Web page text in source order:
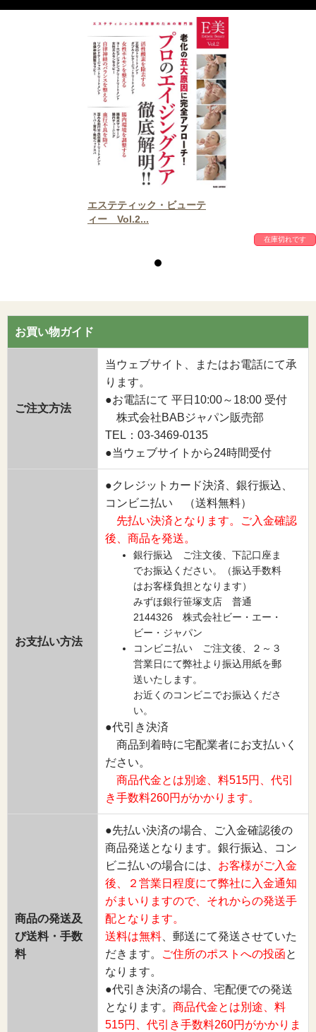
エステティック・ビューテ
ィー Vol.2...
在庫切れです
お買い物ガイド
ご注文方法
当ウェブサイト、またはお電話にて承
ります。
●お電話にて 平日10:00～18:00 受付
株式会社BABジャパン販売部
TEL：03-3469-0135
●当ウェブサイトから24時間受付
お支払い方法
●クレジットカード決済、銀行振込、
コンビニ払い （送料無料）
先払い決済となります。ご入金確認
後、商品を発送。
銀行振込 ご注文後、下記口座ま
でお振込ください。（振込手数料
はお客様負担となります）
みずほ銀行笹塚支店 普通
2144326 株式会社ビー・エー・
ビー・ジャパン
コンビニ払い ご注文後、２～３
営業日にて弊社より振込用紙を郵
送いたします。
お近くのコンビニでお振込くださ
い。
●代引き決済
商品到着時に宅配業者にお支払いく
ださい。
商品代金とは別途、料515円、代引
き手数料260円がかかります。
商品の発送及
び送料・手数
料
●先払い決済の場合、ご入金確認後の
商品発送となります。銀行振込、コン
ビニ払いの場合には、 お客様がご入金
後、２営業日程度にて弊社に入金通知
がまいりますので、それからの発送手
配となります。
送料は無料 、郵送にて発送させていた
だきます。
ご住所のポストへの投函と
なります。
●代引き決済の場合、宅配便での発送
となります。 商品代金とは別途、料
515円、代引き手数料260円がかかりま